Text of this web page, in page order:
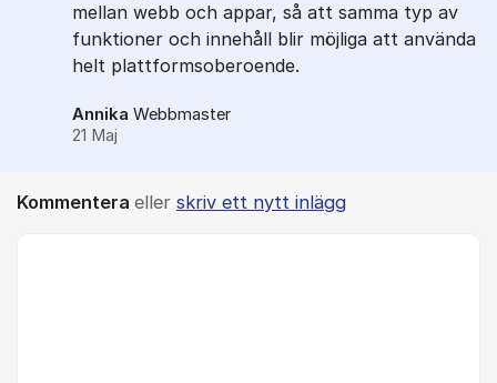
mellan webb och appar, så att samma typ av
funktioner och innehåll blir möjliga att använda
helt plattformsoberoende.
Annika Webbmaster
21 Maj
Kommentera eller skriv ett nytt inlägg